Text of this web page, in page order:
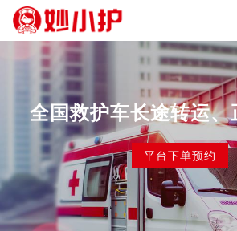
全国救护车长途转运、
平台下单预约